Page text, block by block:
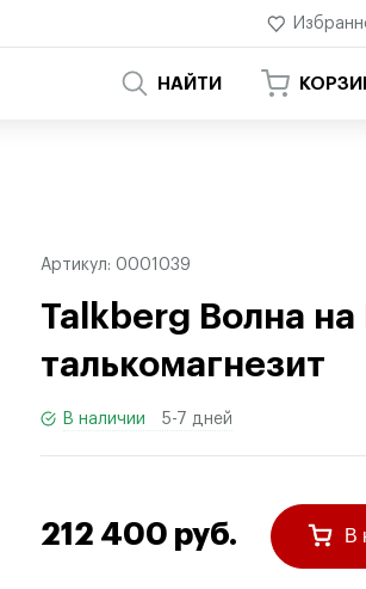
НАЙТИ
Артикул: 0001039
Talkberg Волна
талькомагнезит
В наличии 5-7 дней
212 400 руб. В